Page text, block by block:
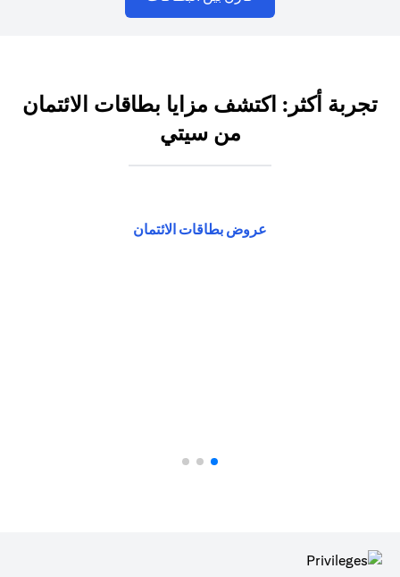
تجربة أكثر: اكتشف مزايا بطاقات الائتمان
من سيتي
عروض بطاقات الائتمان